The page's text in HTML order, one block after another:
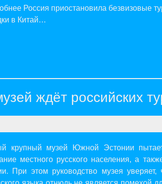
Россия приостановила безвизовые
в Китай…
ждёт российских
крупный музей Южной Эстонии
местного русского населения, а
При этом руководство музея уверяет,